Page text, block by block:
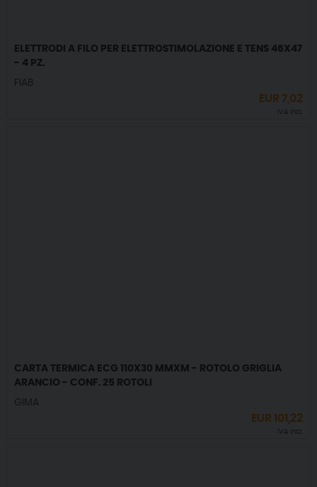
ELETTRODI A FILO PER ELETTROSTIMOLAZIONE E TENS 46X47
- 4 PZ.
FIAB
EUR7,02
IVA incl.
CARTA TERMICA ECG 110X30 MMXM - ROTOLO GRIGLIA
ARANCIO - CONF. 25 ROTOLI
GIMA
EUR101,22
IVA incl.